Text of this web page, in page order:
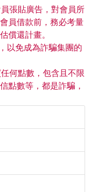
張貼廣告，對會員所
員借款前，務必考量
償還計畫。
以免成為詐騙集團的
何點數，包含且不限
點數等，都是詐騙，